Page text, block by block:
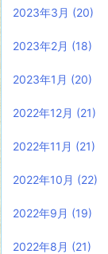
2023年3月 (20)
2023年2月 (18)
2023年1月 (20)
2022年12月 (21)
2022年11月 (21)
2022年10月 (22)
2022年9月 (19)
2022年8月 (21)